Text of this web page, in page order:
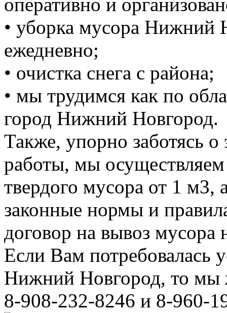
• уборка мусора Нижний
ежедневно;
• очистка снега с района;
• мы трудимся как по
город Нижний Новгород.
Также, упорно заботясь
работы, мы
твердого мусора от 1 м3,
законные нормы и
договор на вывоз мусора
Если Вам потребовалась
Нижний Новгород, то мы
8-908-232-8246 и 8-960-